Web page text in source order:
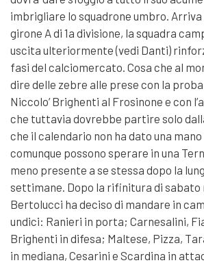
imbrigliare lo squadrone umbro.
girone A di 1a divisione, la squadra
uscita ulteriormente (vedi Danti)
fasi del calciomercato. Cosa che al
dire delle zebre alle prese con la
Niccolo’ Brighenti al Frosinone e con
che tuttavia dovrebbe partire solo
che il calendario non ha dato una
comunque possono sperare in una
meno presente a se stessa dopo la
settimane. Dopo la rifinitura di
Bertolucci ha deciso di mandare in
undici: Ranieri in porta; Carnesalini,
Brighenti in difesa; Maltese, Pizza,
in mediana, Cesarini e Scardina in